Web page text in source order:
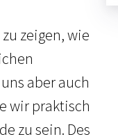
zeigen, wie
aber auch
wir praktisch
zu sein. Des